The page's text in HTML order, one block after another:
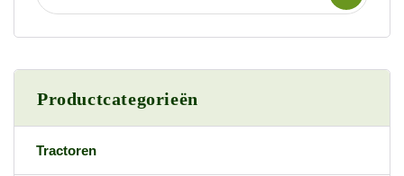
Productcategorieën
Tractoren